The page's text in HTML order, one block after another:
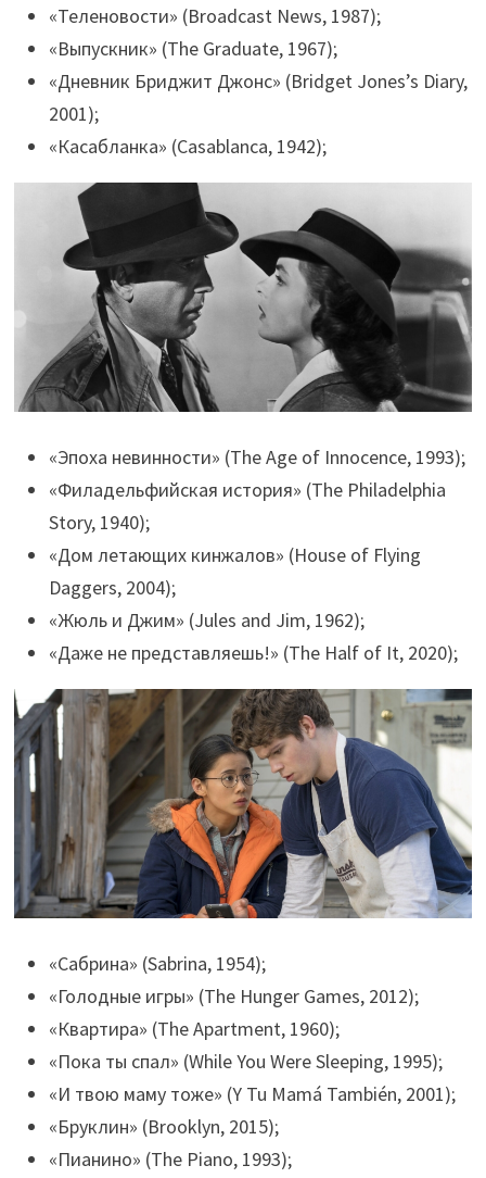
«Теленовости» (Broadcast News, 1987);
«Выпускник» (The Graduate, 1967);
«Дневник Бриджит Джонс» (Bridget Jones’s Diary,
2001);
«Касабланка» (Casablanca, 1942);
«Эпоха невинности» (The Age of Innocence, 1993);
«Филадельфийская история» (The Philadelphia
Story, 1940);
«Дом летающих кинжалов» (House of Flying
Daggers, 2004);
«Жюль и Джим» (Jules and Jim, 1962);
«Даже не представляешь!» (The Half of It, 2020);
«Сабрина» (Sabrina, 1954);
«Голодные игры» (The Hunger Games, 2012);
«Квартира» (The Apartment, 1960);
«Пока ты спал» (While You Were Sleeping, 1995);
«И твою маму тоже» (Y Tu Mamá También, 2001);
«Бруклин» (Brooklyn, 2015);
«Пианино» (The Piano, 1993);